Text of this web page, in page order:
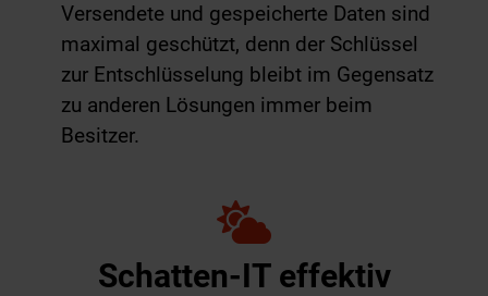
Versendete und gespeicherte Daten sind
maximal geschützt, denn der Schlüssel
zur Entschlüsselung bleibt im Gegensatz
zu anderen Lösungen immer beim
Besitzer.
Schatten-IT effektiv